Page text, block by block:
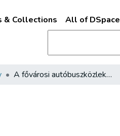
& Collections All of DSpace
A fővárosi autóbuszközlekedés